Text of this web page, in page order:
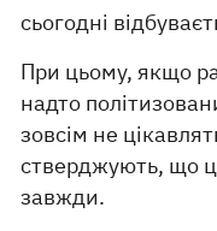
сьогодні
При цьому, якщо
надто
зовсім не
стверджують, що
завжди.